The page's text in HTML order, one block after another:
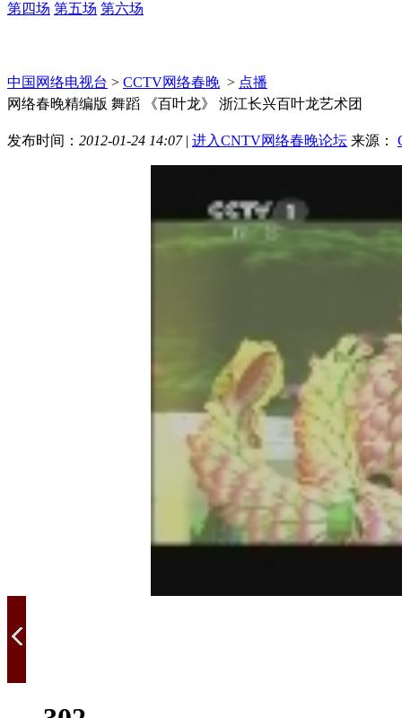
第四场 第五场 第六场
中国网络电视台 > CCTV网络春晚 > 点播
网络春晚精编版 舞蹈 《百叶龙》 浙江长兴百叶龙艺术团
发布时间： 2012-01-24 14:07| 进入CNTV网络春晚论坛 来源：